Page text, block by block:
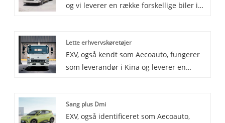
køreoplevelse mere intelligent og
udholdenhed, hvilket giver stabil
beskyttelse til din rejse.
og vi leverer en række forskellige biler i
lastbilserie fra SINOTRUK, der vedtager
international avanceret teknologi og
designkoncepter.
Lette erhvervskøretøjer
EXV, også kendt som Aecoauto, fungerer
som leverandør i Kina og leverer en
erhvervskøretøjer dækker en bred vifte af
high-end pickup trucks, SUV'er, VAN'er og
Sang plus Dmi
EXV, også identificeret som Aecoauto,